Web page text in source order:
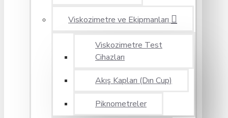
Viskozimetre ve Ekipmanları
Viskozimetre Test
Cihazları
Akış Kapları (Dın Cup)
Piknometreler